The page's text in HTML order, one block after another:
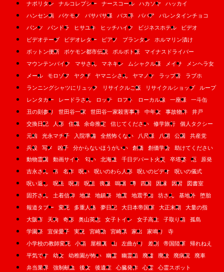
ナポリタン
ナルコレプシー ナースコール ハカソヤ
ハッカイ
ハンセン病
バケモノ バサバサ様 バス停 ババア
バレンタインチョコ
パンツ
パンドラ ヒサユキ ヒッチハイク ビジネスホテル
ビデオ
ビデオテープ
ビデオレター ピアノ プランタン
ホルマリン漬け
ボットン便所
ポケモン都市伝説 ポルポト派
マイナスドライバー
マウンテンバイク
マサさん マネキン ムシャクル様 メイサ
メンヘラ女
メール
モロゾフ ヤクザ ヤマニシさん ヤマノケ ラップ音
ラブホ
ランニングシャツにリュック
リサイクルご飯 リサイクルショップ
ループ
レンタカー
レードラさん ロッテ ロフト ローカル線 一座様
一斗缶
丑の刻参り
世田谷一家 世田谷一家殺害事件 中年女 事故物件
井戸
交換日記
人形 住職 余命推定 信じてください 修学旅行
個人タクシー
元凶
光永マチ子 入院準備 全然怖くない 八尺様 八開 公園
共産党
兵役
写メ 凶子 分からないほうがいい 創価 創価学会
助けてください
動物霊園
動画サイト 匂い 北海道 千日デパート火災 卒塔婆 厄
原発
吉永さん
吊 名作 呪い 呪いのわら人形 呪いのビデオ
呪いの儀式
呪い返し
呪法 呪術 呪詛 喪服 嗚咽 噂 四国 因縁 因習
図書室
固芥さん
土着信仰 地獄 地鎮祭 地震 地震予知 坊さん 基地外
堕胎
報道タブー
変死 多重人格 夢日記 大日本帝国軍 大正末期
大量の指
大阪市
天狗 奇形 奥山英志 女子トイレ 女子高生 子取り箱
孤島
学園祭
宜保愛子 実況 宮崎勤 宮崎県 家出 家鳴り
寺
小学校の教師変死
小箱 屋根裏 山 左曲がり 差別 帝国陸軍
帰れねえ
平気です
幼女 幼稚園が怖い 幽霊 幽霊船 廃墟 廃校 廃病院
廃車
弁当業界
強制献血 後女 後遺症 心臓発作 心霊
心霊スポット